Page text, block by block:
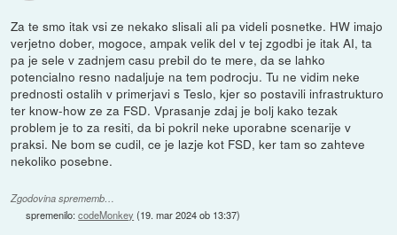
Za te smo itak vsi ze nekako slisali ali pa videli posnetke. HW imajo
verjetno dober, mogoce, ampak velik del v tej zgodbi je itak AI, ta
pa je sele v zadnjem casu prebil do te mere, da se lahko
potencialno resno nadaljuje na tem podrocju. Tu ne vidim neke
prednosti ostalih v primerjavi s Teslo, kjer so postavili infrastrukturo
ter know-how ze za FSD. Vprasanje zdaj je bolj kako tezak
problem je to za resiti, da bi pokril neke uporabne scenarije v
praksi. Ne bom se cudil, ce je lazje kot FSD, ker tam so zahteve
nekoliko posebne.
Zgodovina sprememb…
spremenilo:codeMonkey (19. mar 2024 ob 13:37)